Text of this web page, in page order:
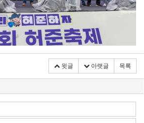
윗글 아랫글 목록